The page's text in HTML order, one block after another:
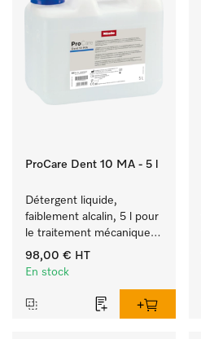
ProCare Dent 10 MA - 5 l
Détergent liquide,
faiblement alcalin, 5 l pour
le traitement mécanique
des instruments
dentaires et rotatifs.
98,00 € HT
En stock